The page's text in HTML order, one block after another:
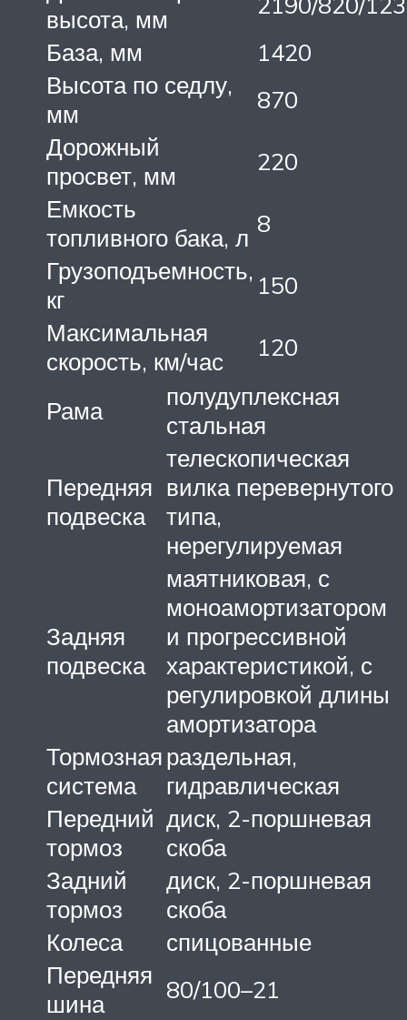
высота, мм
База, мм
1420
Высота по седлу,
мм
870
Дорожный
просвет, мм
220
Емкость
топливного бака, л 8
Грузоподъемность,
кг
150
Максимальная
скорость, км/час
120
Рама
полудуплексная
стальная
Передняя
подвеска
телескопическая
вилка перевернутого
типа,
нерегулируемая
Задняя
подвеска
маятниковая, с
моноамортизатором
и прогрессивной
характеристикой, с
регулировкой длины
амортизатора
Тормозная
система
раздельная,
гидравлическая
Передний
тормоз
диск, 2-поршневая
скоба
Задний
тормоз
диск, 2-поршневая
скоба
Колеса
спицованные
Передняя
шина
80/100–21